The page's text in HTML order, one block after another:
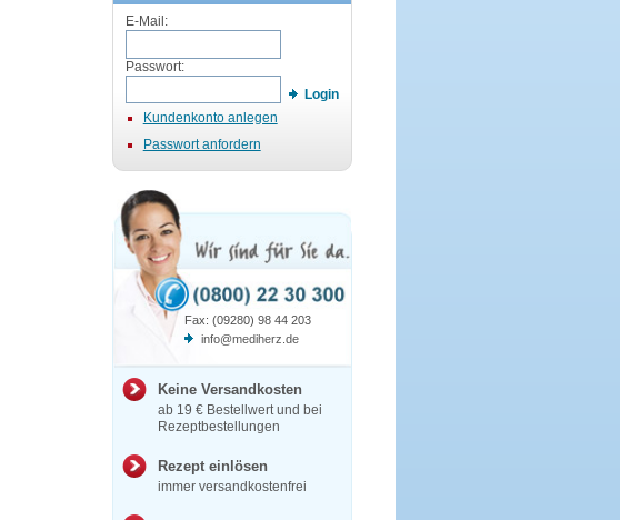
E-Mail:
Passwort:
Login
Kundenkonto anlegen
Passwort anfordern
Fax: (09280) 98 44 203
info@mediherz.de
Keine Versandkosten
ab 19 € Bestellwert und bei
Rezeptbestellungen
Rezept einlösen
immer versandkostenfrei